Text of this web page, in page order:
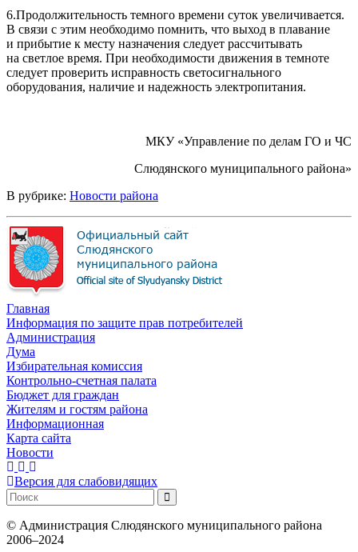
6.Продолжительность темного времени суток увеличивается.
В связи с этим необходимо помнить, что выход в плавание
и прибытие к месту назначения следует рассчитывать
на светлое время. При необходимости движения в темноте
следует проверить исправность светосигнального
оборудования, наличие и надежность электропитания.
МКУ «Управление по делам ГО и ЧС
Слюдянского муниципального района»
В рубрике: Новости района
Главная
Информация по защите прав потребителей
Администрация
Дума
Избирательная комиссия
Контрольно-счетная палата
Бюджет для граждан
Жителям и гостям района
Информационная
Карта сайта
Новости
Версия для слабовидящих
© Администрация Слюдянского муниципального района
2006–2024